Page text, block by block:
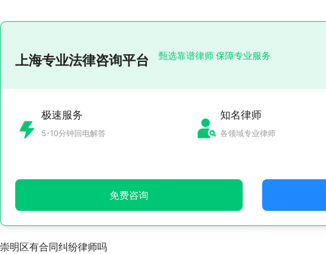
上海专业法律咨询平台 甄选靠谱律师 保障专业服务
极速服务
5-10分钟回电解答
知名律师
各领域专业律师
免费咨询
崇明区有合同纠纷律师吗